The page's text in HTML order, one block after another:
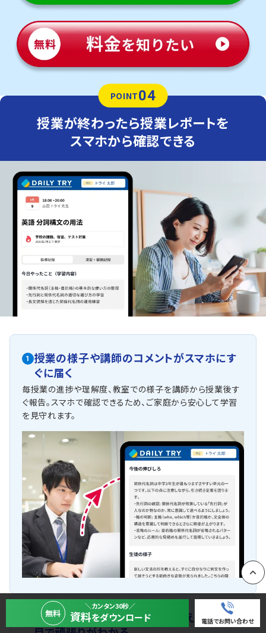
POINT04
授業が終わったら授業レポートを
スマホから確認できる
1
授業の様子や講師のコメントがスマホにす
ぐに届く
毎授業の進捗や理解度、教室での様子を講師から授業後す
ぐ報告。スマホで確認できるため、ご家庭から安心して学習
を見守れます。
解いた問題の内容がグラフで見えるから一
無料
＼カンタン30秒／
資料をダウンロード 電話でお問い合わせ